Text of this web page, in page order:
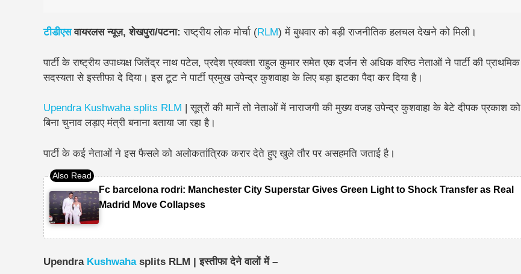
टीडीएसवायरलस न्यूज़, शेखपुरा/पटना:राष्ट्रीय लोक मोर्चा (RLM) में बुधवार को बड़ी राजनीतिक हलचल देखने को मिली।
पार्टी केराष्ट्रीय उपाध्यक्ष जितेंद्र नाथ पटेल,प्रदेश प्रवक्ता राहुल कुमारसमेतएक दर्जन से अधिक वरिष्ठ नेताओंनेपार्टी की प्राथमिक
सदस्यता से इस्तीफा दे दिया। इस टूट ने पार्टी प्रमुखउपेन्द्र कुशवाहा के लिए बड़ा झटका पैदा कर दिया है।
Upendra Kushwaha splits RLM | सूत्रों की मानें तो नेताओं में नाराजगी की मुख्य वजह उपेन्द्र कुशवाहा के बेटे दीपक प्रकाश को
बिना चुनाव लड़ाए मंत्री बनाना बताया जा रहा है।
पार्टी के कई नेताओं ने इस फैसले को अलोकतांत्रिक करार देते हुए खुले तौर पर असहमति जताई है।
Fc barcelona rodri: Manchester City Superstar Gives Green Light to Shock Transfer as Real
Madrid Move Collapses
Upendra Kushwahasplits RLM | इस्तीफा देने वालों में –